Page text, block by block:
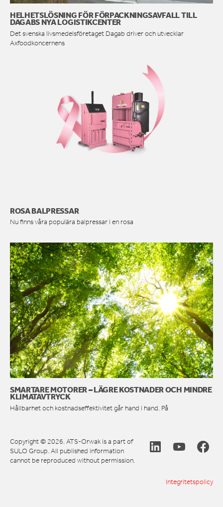
HELHETSLÖSNING FÖR FÖRPACKNINGSAVFALL TILL
DAGABS NYA LOGISTIKCENTER
Det svenska livsmedelsföretaget Dagab driver och utvecklar
Axfoodkoncernens
ROSA BALPRESSAR
Nu finns våra populära balpressar i en rosa
SMARTARE MOTORER – LÄGRE KOSTNADER OCH MINDRE
KLIMATAVTRYCK
Hållbarhet och kostnadseffektivitet går hand i hand. På
Copyright © 2026. ATS-Orwak is a part of
SULO Group. All published information
cannot be reproduced without permission.
Integritetspolicy